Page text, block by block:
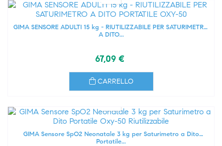
GIMA SENSORE ADULTI 15 kg - RIUTILIZZABILE PER SATURIMETRO
A DITO...
67,09 €
CARRELLO
GIMA Sensore SpO2 Neonatale 3 kg per Saturimetro a Dito
Portatile...